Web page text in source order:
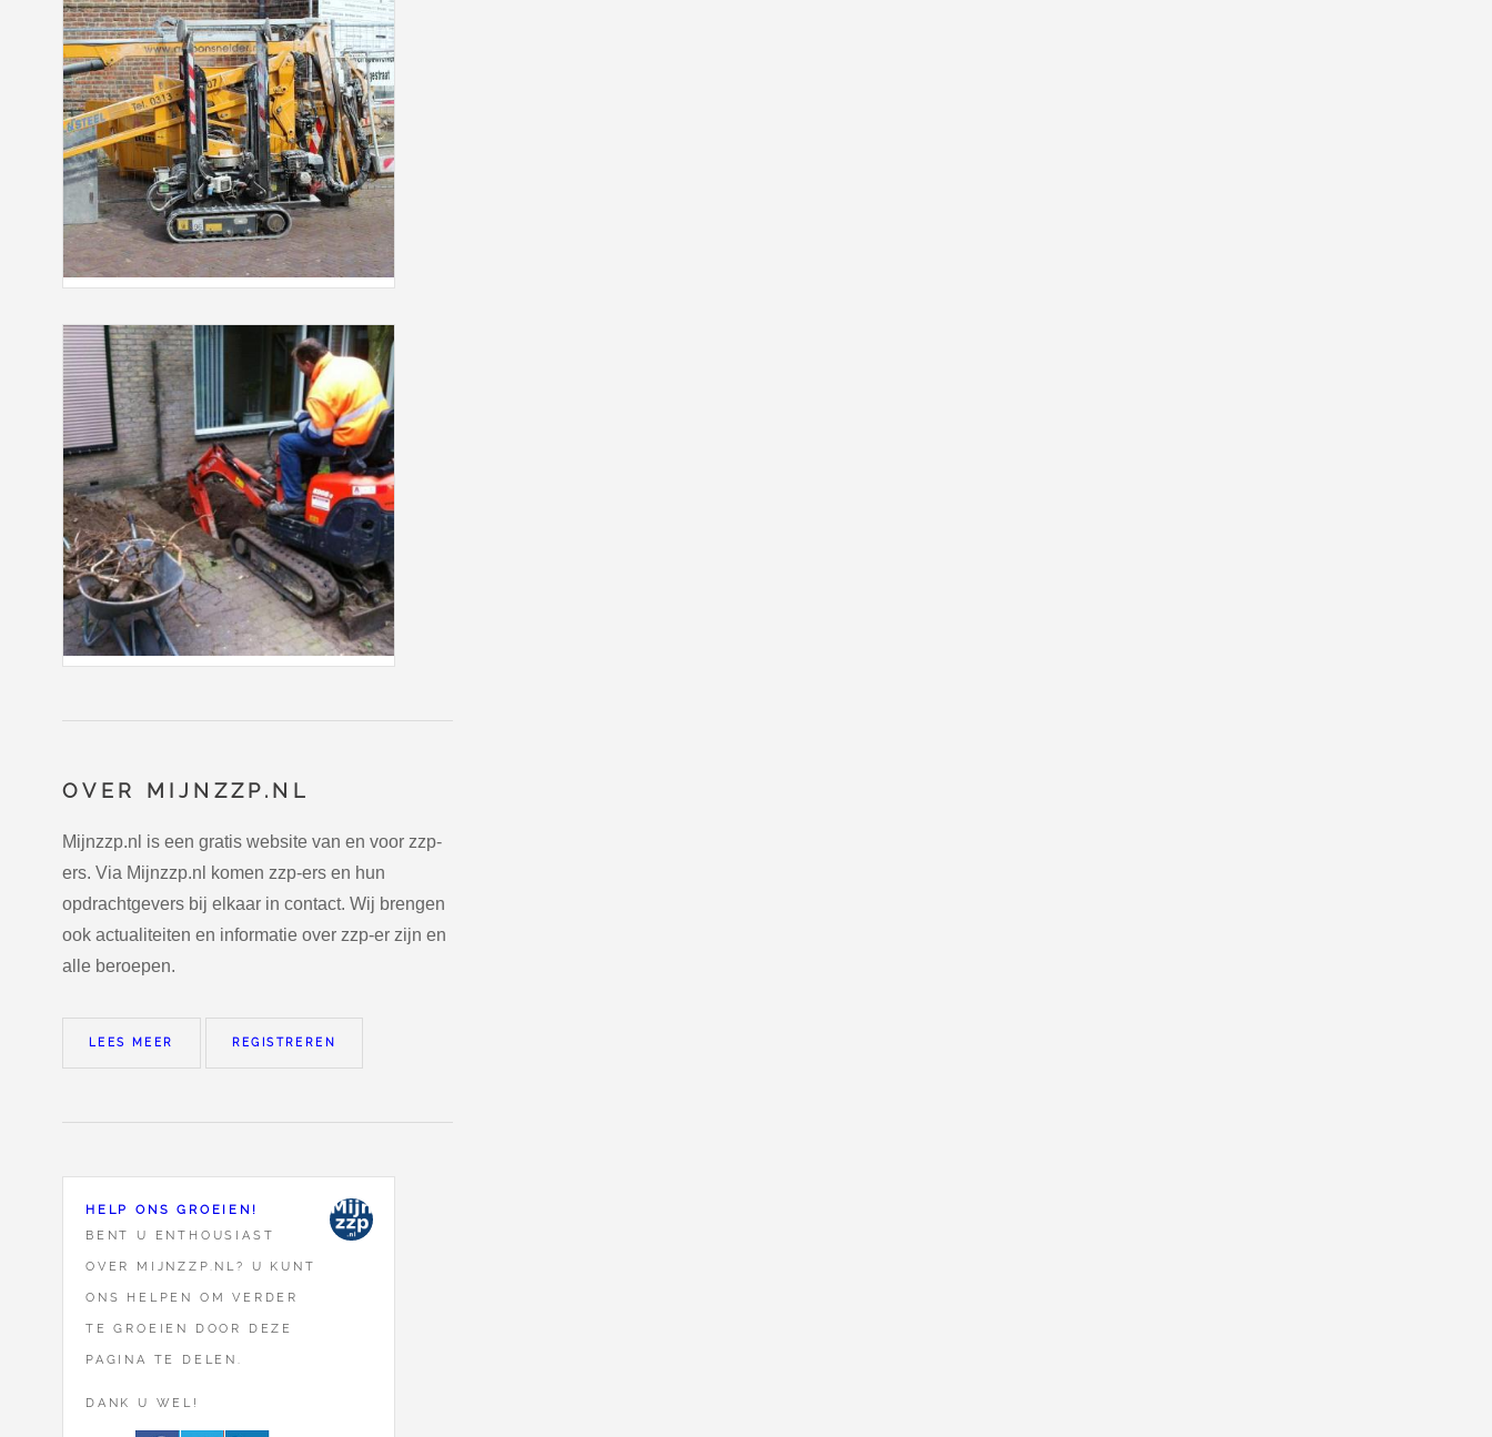
OVER MIJNZZP.NL
Mijnzzp.nl is een gratis website van en voor zzp-
ers. Via Mijnzzp.nl komen zzp-ers en hun
opdrachtgevers bij elkaar in contact. Wij brengen
ook actualiteiten en informatie over zzp-er zijn en
alle beroepen.
LEES MEER REGISTREREN
HELP ONS GROEIEN!
BENT U ENTHOUSIAST
OVER MIJNZZP.NL? U KUNT
ONS HELPEN OM VERDER
TE GROEIEN DOOR DEZE
PAGINA TE DELEN.
DANK U WEL!